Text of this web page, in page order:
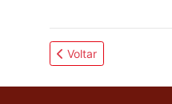
Voltar